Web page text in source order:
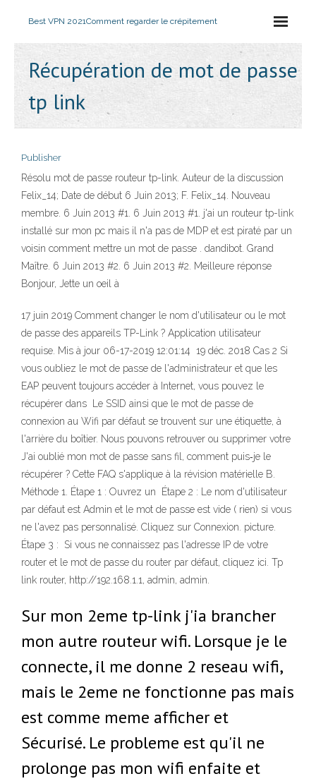
Best VPN 2021Comment regarder le crépitement
Récupération de mot de passe
tp link
Publisher
Résolu mot de passe routeur tp-link. Auteur de la discussion
Felix_14; Date de début 6 Juin 2013; F. Felix_14. Nouveau
membre. 6 Juin 2013 #1. 6 Juin 2013 #1. j'ai un routeur tp-link
installé sur mon pc mais il n'a pas de MDP et est piraté par un
voisin comment mettre un mot de passe . dandibot. Grand
Maître. 6 Juin 2013 #2. 6 Juin 2013 #2. Meilleure réponse
Bonjour, Jette un oeil à
17 juin 2019 Comment changer le nom d'utilisateur ou le mot
de passe des appareils TP-Link ? Application utilisateur
requise. Mis à jour 06-17-2019 12:01:14 19 déc. 2018 Cas 2 Si
vous oubliez le mot de passe de l'administrateur et que les
EAP peuvent toujours accéder à Internet, vous pouvez le
récupérer dans Le SSID ainsi que le mot de passe de
connexion au Wifi par défaut se trouvent sur une étiquette, à
l'arrière du boîtier. Nous pouvons retrouver ou supprimer votre
J'ai oublié mon mot de passe sans fil, comment puis‑je le
récupérer ? Cette FAQ s'applique à la révision matérielle B.
Méthode 1. Étape 1 : Ouvrez un Étape 2 : Le nom d'utilisateur
par défaut est Admin et le mot de passe est vide ( rien) si vous
ne l'avez pas personnalisé. Cliquez sur Connexion. picture.
Étape 3 : Si vous ne connaissez pas l'adresse IP de votre
router et le mot de passe du router par défaut, cliquez ici. Tp
link router, http://192.168.1.1, admin, admin.
Sur mon 2eme tp-link j'ia brancher
mon autre routeur wifi. Lorsque je le
connecte, il me donne 2 reseau wifi,
mais le 2eme ne fonctionne pas mais
est comme meme afficher et
Sécurisé. Le probleme est qu'il ne
prolonge pas mon wifi enfaite et